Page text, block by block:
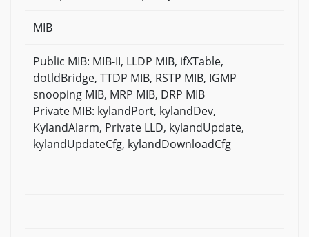
MIB
Public MIB: MIB-II, LLDP MIB, ifXTable,
dotldBridge, TTDP MIB, RSTP MIB, IGMP
snooping MIB, MRP MIB, DRP MIB
Private MIB: kylandPort, kylandDev,
KylandAlarm, Private LLD, kylandUpdate,
kylandUpdateCfg, kylandDownloadCfg